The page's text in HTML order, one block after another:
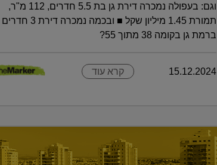
וגם: בעפולה נמכרה דירת גן בת 5.5 חדרים, 112 מ"ר,
תמורת 1.45 מיליון שקל ■ ובכמה נמכרה דירת 3 חדרים
ברמת גן בקומה 38 מתוך 55?
15.12.2024 קרא עוד